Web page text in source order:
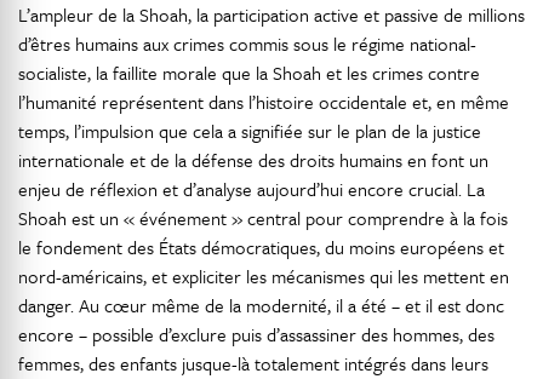
L’ampleur de la Shoah, la participation active et passive de millions
d’êtres humains aux crimes commis sous le régime national-
socialiste, la faillite morale que la Shoah et les crimes contre
l’humanité représentent dans l’histoire occidentale et, en même
temps, l’impulsion que cela a signifiée sur le plan de la justice
internationale et de la défense des droits humains en font un
enjeu de réflexion et d’analyse aujourd’hui encore crucial. La
Shoah est un « événement » central pour comprendre à la fois
le fondement des États démocratiques, du moins européens et
nord-américains, et expliciter les mécanismes qui les mettent en
danger. Au cœur même de la modernité, il a été – et il est donc
encore – possible d’exclure puis d’assassiner des hommes, des
femmes, des enfants jusque-là totalement intégrés dans leurs